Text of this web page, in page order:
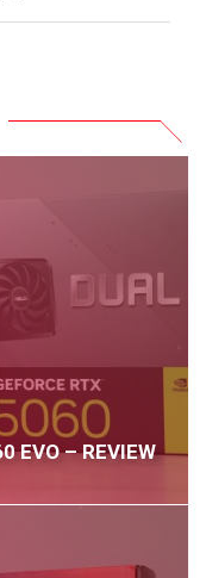
EVO – REVIEW